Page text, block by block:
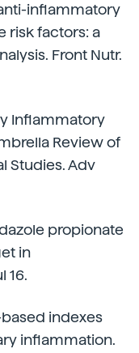
inflammatory
risk factors: a
Front Nutr.
Inflammatory
Review of
Studies. Adv
propionate
in
16.
based indexes
inflammation.